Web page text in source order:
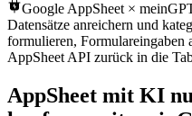
Google AppSheet ×
Datensätze anreichern und
formulieren, Formulareingaben
AppSheet API zurück in die
AppSheet mit KI